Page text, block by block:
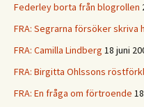
Federley borta från blogrollen
FRA: Segrarna försöker skriva
FRA: Camilla Lindberg 18 juni
FRA: Birgitta Ohlssons
FRA: En fråga om förtroende